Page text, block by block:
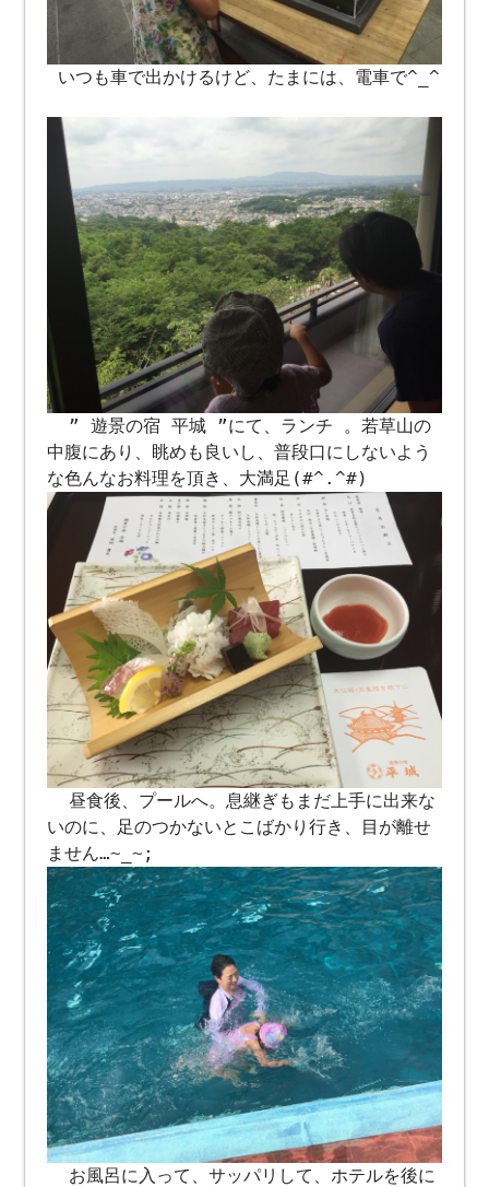
いつも車で出かけるけど、たまには、電車で^_^
” 遊景の宿 平城 ”にて、ランチ 。若草山の
中腹にあり、眺めも良いし、普段口にしないよう
な色んなお料理を頂き、大満足(#^.^#)
昼食後、プールへ。息継ぎもまだ上手に出来な
いのに、足のつかないとこばかり行き、目が離せ
ません…~_~;
お風呂に入って、サッパリして、ホテルを後に